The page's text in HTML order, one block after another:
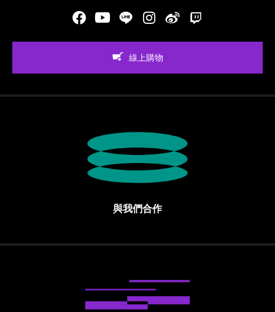
FacebookYoutubeLINE Instgram新浪微博
線上購物
與我們合作